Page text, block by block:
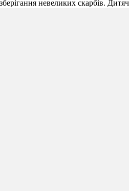
невеликих скарбів.